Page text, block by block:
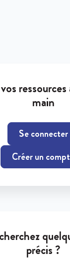
main
Se connecter
Créer un
précis ?